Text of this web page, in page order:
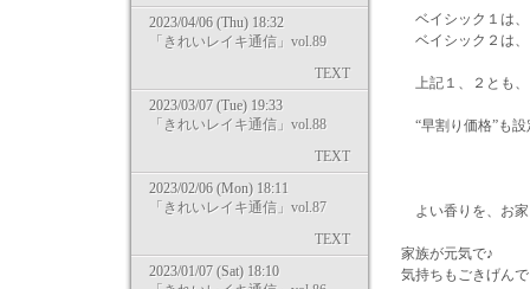
2023/04/06 (Thu) 18:32
「きれいレイキ通信」vol.89
TEXT
2023/03/07 (Tue) 19:33
「きれいレイキ通信」vol.88
TEXT
2023/02/06 (Mon) 18:11
「きれいレイキ通信」vol.87
TEXT
2023/01/07 (Sat) 18:10
ベイシック１は
ベイシック２は
上記１、２とも
“早割り価格”も
よい香りを、お
家族が元気で♪
気持ちもごきげん